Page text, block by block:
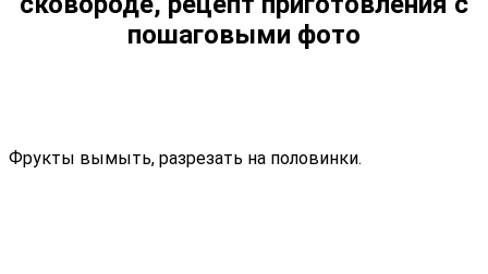
пошаговыми фото
Фрукты вымыть, разрезать на половинки.